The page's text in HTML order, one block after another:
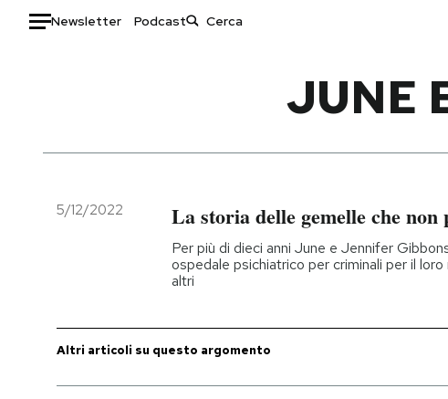
Newsletter Podcast
Italia
Politica
Moda
Ok Boomer!
JUNE
5/12/2022 La storia delle gemelle che non
Per più di dieci anni June e Jennifer
ospedale psichiatrico per criminali per il
altri
Altri articoli su questo argomento